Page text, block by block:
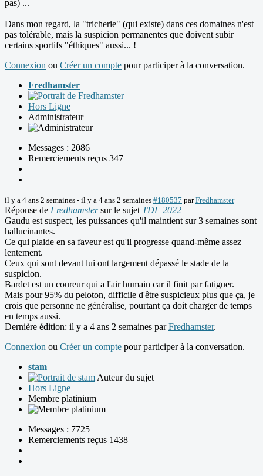
pas) ...
Dans mon regard, la "tricherie" (qui existe) dans ces domaines n'est
pas tolérable, mais la suspicion permanentes que doivent subir
certains sportifs "éthiques" aussi... !
Connexion ou Créer un compte pour participer à la conversation.
Fredhamster
Hors Ligne
Administrateur
Messages : 2086
Remerciements reçus 347
il y a 4 ans 2 semaines - il y a 4 ans 2 semaines #180537 parFredhamster
Réponse de Fredhamstersur le sujet TDF 2022
Gaudu est suspect, les puissances qu'il maintient sur 3 semaines sont
hallucinantes.
Ce qui plaide en sa faveur est qu'il progresse quand-même assez
lentement.
Ceux qui sont devant lui ont largement dépassé le stade de la
suspicion.
Bardet est un coureur qui a l'air humain car il finit par fatiguer.
Mais pour 95% du peloton, difficile d'être suspicieux plus que ça, je
crois que personne ne généralise, pourtant ça doit charger de temps
en temps aussi.
Dernière édition: il y a 4 ans 2 semaines parFredhamster.
Connexion ou Créer un compte pour participer à la conversation.
stam
Auteur du sujet
Hors Ligne
Membre platinium
Messages : 7725
Remerciements reçus 1438